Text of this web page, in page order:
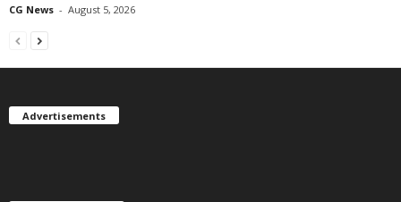
CG News - August 5, 2026
Advertisements